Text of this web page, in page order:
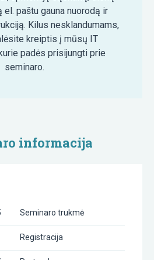
paštu gauna nuorodą ir
Kilus nesklandumams,
kreiptis į mūsų IT
padės prisijungti prie
seminaro.
informacija
Seminaro trukmė
Registracija